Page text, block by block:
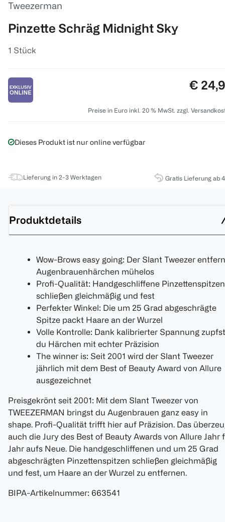
Tweezerman
Pinzette Schräg Midnight Sky
1 Stück
Preis:
€
Preise in Euro inkl. 20 % MwSt. zzgl.
Dieses Produkt ist nur online verfügbar
Lieferung in 2-3 Werktagen Gratis Lieferung ab
Produktdetails
Wow-Brows easy going: Der Slant Tweezer
Augenbrauenhärchen mühelos
Profi-Qualität: Handgeschliffene Pinzettenspitzen
schließen gleichmäßig und fest
Perfekter Winkel: Die um 25 Grad abgeschrägte
Spitze packt Haare an der Wurzel
Volle Kontrolle: Dank kalibrierter Spannung zupfst
du Härchen mit echter Präzision
The winner is: Seit 2001 wird der Slant Tweezer
jährlich mit dem Best of Beauty Award von Allure
ausgezeichnet
Preisgekrönt seit 2001: Mit dem Slant Tweezer von
TWEEZERMAN bringst du Augenbrauen ganz easy in
shape. Profi-Qualität trifft hier auf Präzision. Das
auch die Jury des Best of Beauty Awards von Allure Jahr
Jahr aufs Neue. Die handgeschliffenen und um 25 Grad
abgeschrägten Pinzettenspitzen schließen gleichmäßig
und fest, um Haare an der Wurzel zu entfernen.
BIPA-Artikelnummer: 663541